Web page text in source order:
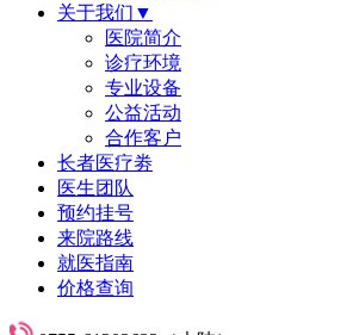
关于我们▼
医院简介
诊疗环境
专业设备
公益活动
合作客户
长者医疗劵
医生团队
预约挂号
来院路线
就医指南
价格查询